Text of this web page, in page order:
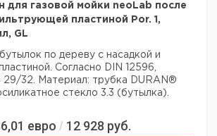
для газовой мойки neoLab после
пластиной Por. 1,
GL
по дереву с насадкой и
Согласно DIN 12596,
29/32.
Материал: трубка DURAN®
стекло 3.3 (бутылка).
евро / 12 928 руб.